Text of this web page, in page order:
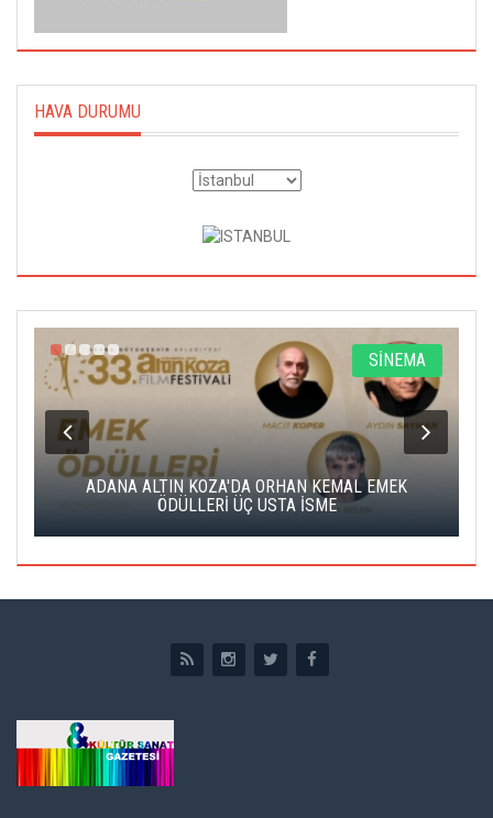
HAVA DURUMU
SİNEMA
ADANA ALTIN KOZA'DA ORHAN KEMAL EMEK
ÖDÜLLERİ ÜÇ USTA İSME